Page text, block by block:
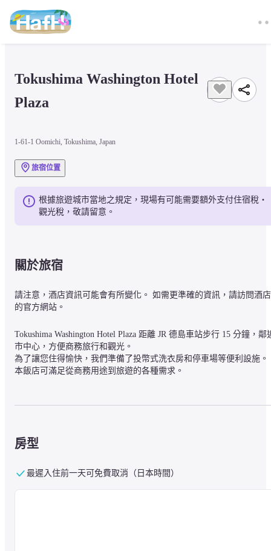
Tokushima Washington Hotel
Plaza
1-61-1 Oomichi, Tokushima, Japan
旅宿位置
根據旅遊城市當地之規定，現場有可能需要額外支付住宿稅・
觀光稅，敬請留意。
關於旅宿
請注意，酒店資訊可能會有所變化。 如需更準確的資訊，請訪問酒店
的官方網站。
Tokushima Washington Hotel Plaza 距離 JR 德島車站步行 15 分鐘，鄰
市中心，方便商務旅行和觀光。
為了讓您住得愉快，我們準備了投幣式洗衣房和停車場等便利設施。
本飯店可滿足從商務用途到旅遊的各種需求。
房型
最遲入住前一天可免費取消（日本時間）